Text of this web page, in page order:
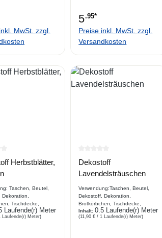
MwSt. zzgl.
5.95*
Preise inkl. MwSt. zzgl.
Versandkosten
5 SternenBewertung von 0 von 5 Sternen
Herbstblätter,
Taschen, Beutel,
Tischdecke,
Hundekissen,
Sofaabdeckung
Laufende(r) Meter
Laufende(r) Meter)
Durchschnittliche
Dekostoff
Lavendelsträuschen
Verwendung:Taschen, Beutel,
Dekostoff, Dekoration,
Brotkörbchen, Tischdecke,
Platzdecke, Hundekissen,
Vorhang, Stuhl,
Inhalt:0.5 Laufende(r) Meter
(11,90 € / 1 Laufende(r) Meter)